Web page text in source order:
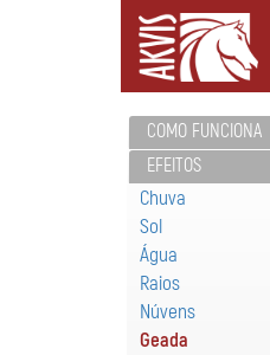
COMO FUNCIONA
EFEITOS
Chuva
Sol
Água
Raios
Núvens
Geada